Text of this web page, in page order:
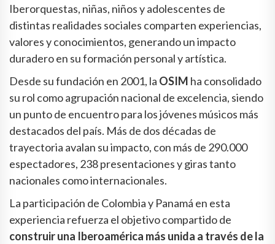
Iberorquestas, niñas, niños y adolescentes de
distintas realidades sociales comparten experiencias,
valores y conocimientos, generando un impacto
duradero en su formación personal y artística.
Desde su fundación en 2001, la OSIM ha consolidado
su rol como agrupación nacional de excelencia, siendo
un punto de encuentro para los jóvenes músicos más
destacados del país. Más de dos décadas de
trayectoria avalan su impacto, con más de 290.000
espectadores, 238 presentaciones y giras tanto
nacionales como internacionales.
La participación de Colombia y Panamá en esta
experiencia refuerza el objetivo compartido de
construir una Iberoamérica más unida a través de la